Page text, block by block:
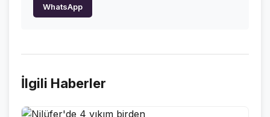
KÜNYE
WhatsApp
İlgili Haberler